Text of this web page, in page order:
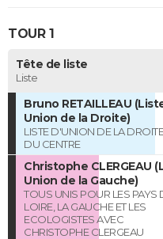
TOUR 1
Tête de liste
Liste
Bruno RETAILLEAU
Union de la Droite)
LISTE D'UNION DE LA
DU CENTRE
Christophe CLERGEAU
Union de la Gauche)
TOUS UNIS POUR LES PAYS
LOIRE, LA GAUCHE ET LES
ECOLOGISTES AVEC
CHRISTOPHE CLERGEAU